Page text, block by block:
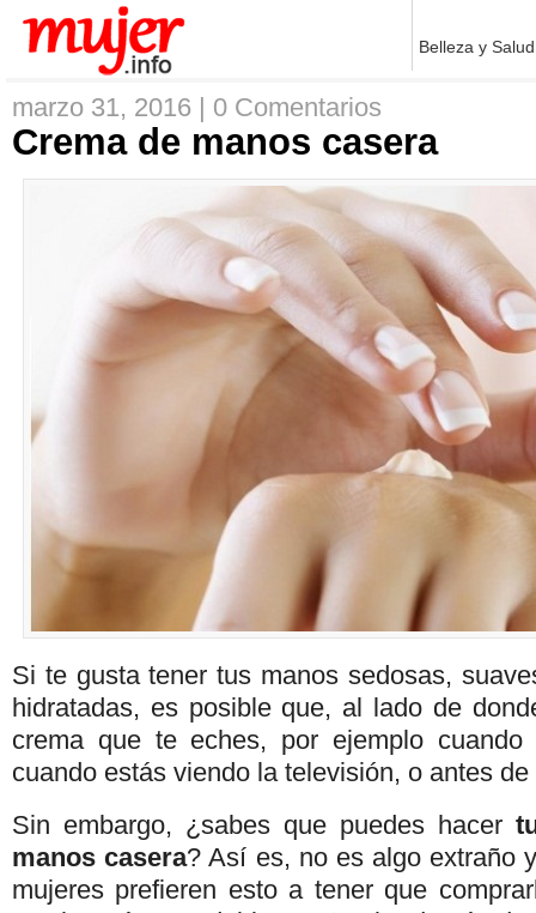
Belleza y Salud
marzo 31, 2016 | 0 Comentarios
Crema de manos casera
Si te gusta tener tus manos sedosas,
hidratadas, es posible que, al lado de
crema que te eches, por ejemplo cuando
cuando estás viendo la televisión, o antes de
Sin embargo, ¿sabes que puedes hacer
manos casera? Así es, no es algo extraño
mujeres prefieren esto a tener que